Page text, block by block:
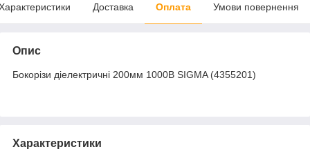
Доставка Оплата Умови повернення
Опис
Бокорізи діелектричні 200мм 1000В SIGMA (4355201)
Характеристики